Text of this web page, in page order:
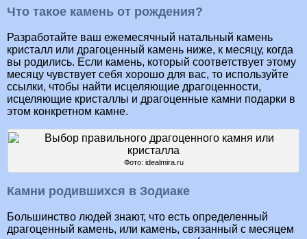
Что такое камень от рождения?
Разработайте ваш ежемесячный натальный камень
кристалл или драгоценный камень ниже, к месяцу, когда
вы родились. Если камень, который соответствует этому
месяцу чувствует себя хорошо для вас, то используйте
ссылки, чтобы найти исцеляющие драгоценности,
исцеляющие кристаллы и драгоценные камни подарки в
этом конкретном камне.
Фото: idealmira.ru
Камни родившихся в Зодиаке
Большинство людей знают, что есть определенный
драгоценный камень, или камень, связанный с месяцем